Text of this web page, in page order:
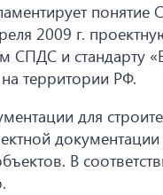
2009 г.
СПДС и стандарту
территории РФ.
для
документации
В